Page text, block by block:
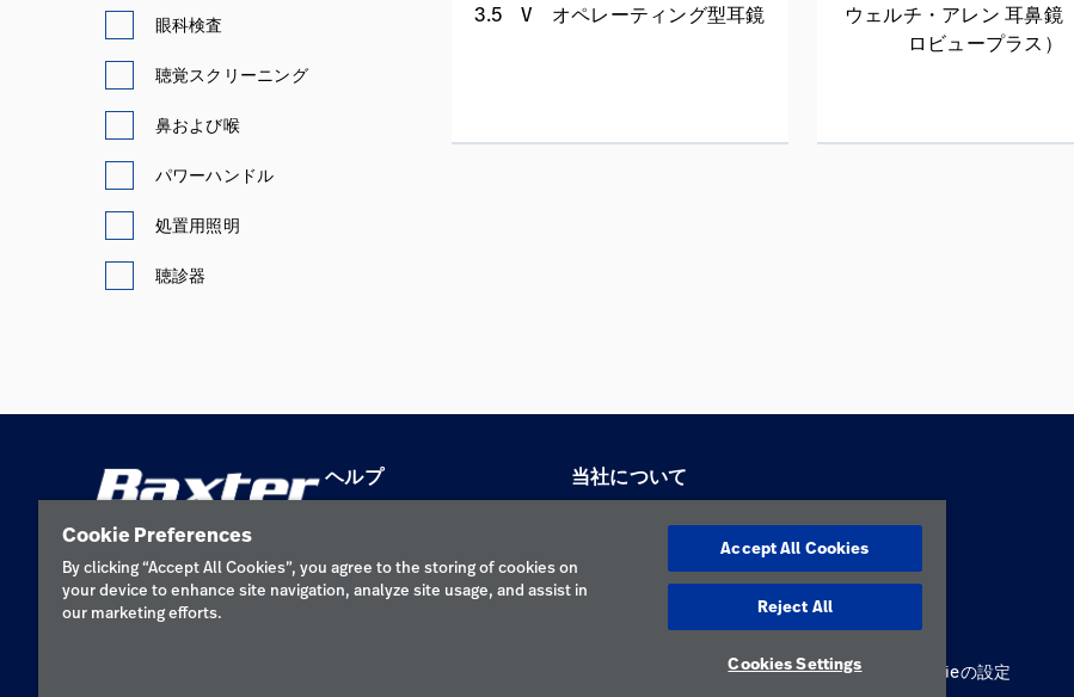
眼科検査
聴覚スクリーニング
鼻および喉
パワーハンドル
処置用照明
聴診器
3.5 V オペレーティング型耳鏡
ウェルチ・アレン 耳鼻鏡
ロビュープラス）
ヘルプ
当社について
機器の保守と修理
個人情報保護方針利用規約責任ある開示 Cookieの設定
Cookie Preferences
By clicking “Accept All Cookies”, you agree to the storing of cookies on
your device to enhance site navigation, analyze site usage, and assist in
our marketing efforts.
Accept All Cookies
Reject All
Cookies Settings